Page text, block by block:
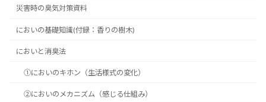
災害時の臭気対策資料
においの基礎知識(付録：香りの樹木)
においと消臭法
①においのキホン（生活様式の変化）
②においのメカニズム（感じる仕組み）